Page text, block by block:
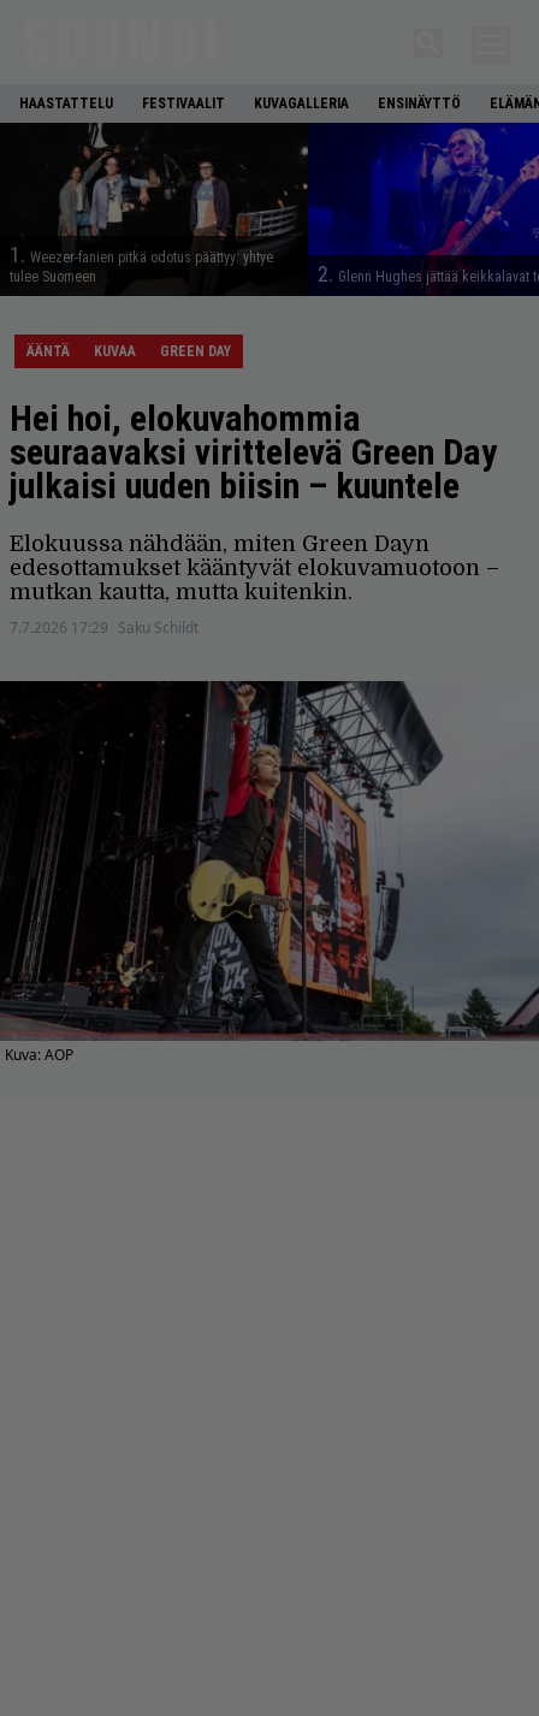
HAASTATTELU FESTIVAALIT KUVAGALLERIA ENSINÄYTTÖ
1. Weezer-fanien pitkä odotus päättyy: yhtye
tulee Suomeen
2. Glenn Hughes jättää keikkalavat
ÄÄNTÄ KUVAA GREEN DAY
Hei hoi, elokuvahommia
seuraavaksi virittelevä Green Day
julkaisi uuden biisin – kuuntele
Elokuussa nähdään, miten Green Dayn
edesottamukset kääntyvät elokuvamuotoon –
mutkan kautta, mutta kuitenkin.
7.7.2026 17:29 Saku Schildt
Kuva: AOP